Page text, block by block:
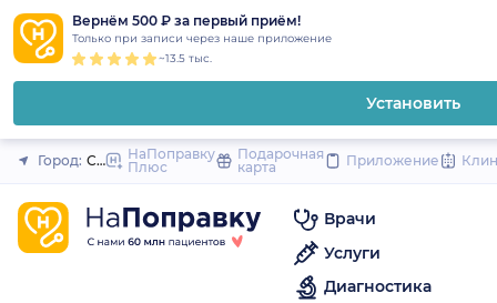
Вернём 500 ₽ за первый приём!
Только при записи через наше приложение
~13.5 тыс.
Установить
Закрыть
Город: Санкт-Петербург
НаПоправку
Плюс
Подарочная
карта
Приложение
Врачи
Услуги
Диагностика